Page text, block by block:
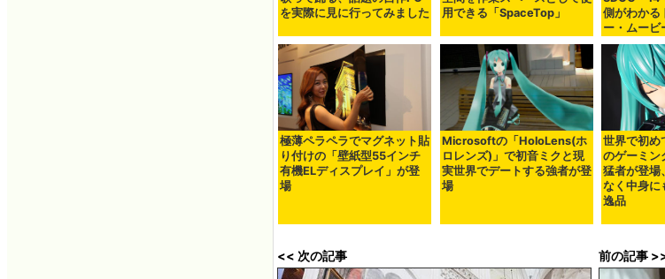
を実際に見に行ってみました
用できる「SpaceTop」
側がわかる
ー・ムービ
極薄ペラペラでマグネット貼
り付けの「壁紙型55インチ
有機ELディスプレイ」が登
場
Microsoftの「HoloLens(ホ
ロレンズ)」で初音ミクと現
実世界でデートする強者が登
場
世界で初め
のゲーミン
猛者が登場
なく中身に
逸品
<< 次の記事 前の記事